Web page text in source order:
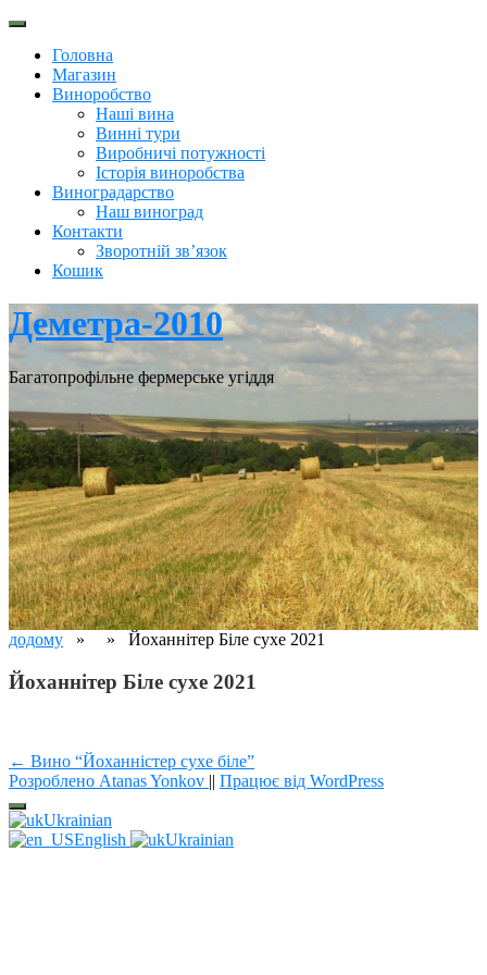
Перейти
вмістуГоловна
Магазин
Виноробство
Наші вина
Винні тури
Виробничі потужності
Історія виноробства
Виноградарство
Наш виноград
Контакти
Зворотній зв’язок
Кошик
Деметра-2010
Багатопрофільне фермерське угіддя
додому » » Йоханнітер Біле сухе 2021
Йоханнітер Біле сухе 2021
Навігація
записів
← Вино “Йоханністер сухе біле”
Розроблено Atanas Yonkov || Працює від WordPress
Ukrainian
English
Ukrainian